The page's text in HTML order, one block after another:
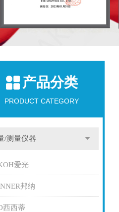
产品分类
PRODUCT CATEGORY
/测量仪器
爱光
邦纳
西西蒂